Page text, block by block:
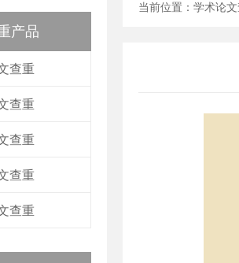
产品
查重
查重
查重
查重
查重
当前位置： 学术论